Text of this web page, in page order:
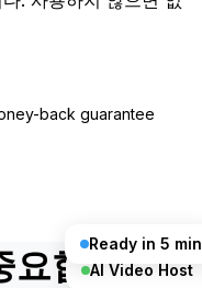
back guarantee
AI Video Host
Ready in 5 min
요합니다